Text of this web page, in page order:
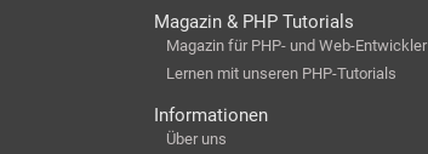
Magazin & PHP Tutorials
Magazin für PHP- und Web-Entwickler
Lernen mit unseren PHP-Tutorials
Informationen
Über uns